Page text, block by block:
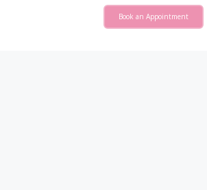
Book an Appointment